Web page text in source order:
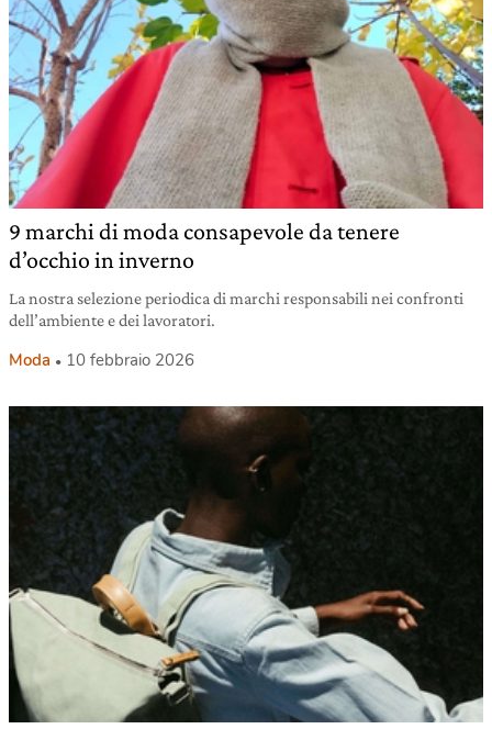
9 marchi di moda consapevole da tenere
d’occhio in inverno
La nostra selezione periodica di marchi responsabili nei confronti
dell’ambiente e dei lavoratori.
Moda 10 febbraio 2026